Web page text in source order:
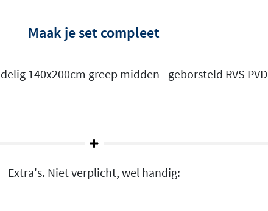
goud en
helder blijft.
Maak je set compleet
140x200cm greep midden - geborsteld RVS PVD
Extra's. Niet verplicht, wel handig: